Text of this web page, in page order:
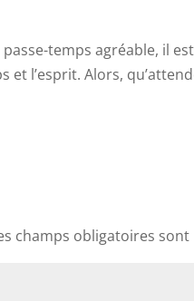
temps agréable, il
l’esprit. Alors,
champs obligatoires sont